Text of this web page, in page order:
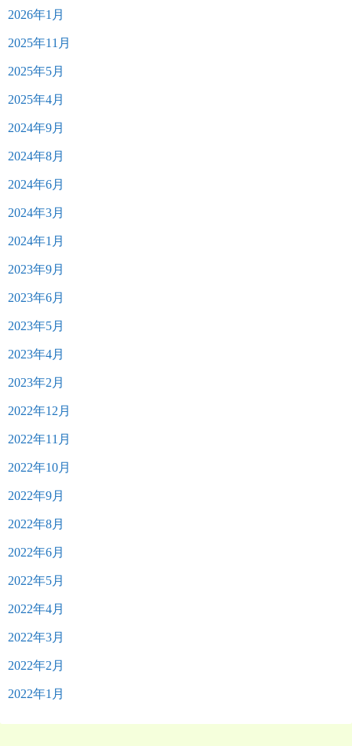
2026年1月
2025年11月
2025年5月
2025年4月
2024年9月
2024年8月
2024年6月
2024年3月
2024年1月
2023年9月
2023年6月
2023年5月
2023年4月
2023年2月
2022年12月
2022年11月
2022年10月
2022年9月
2022年8月
2022年6月
2022年5月
2022年4月
2022年3月
2022年2月
2022年1月